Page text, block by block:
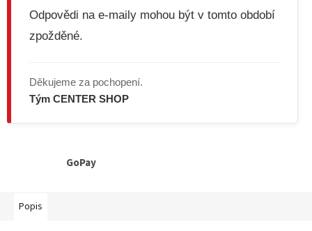
Odpovědi na e-maily mohou být v tomto období
zpožděné.
Děkujeme za pochopení.
Tým CENTER SHOP
GoPay
Popis